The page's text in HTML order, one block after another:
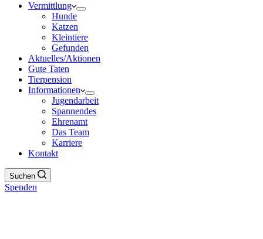
Vermittlung
Hunde
Katzen
Kleintiere
Gefunden
Aktuelles/Aktionen
Gute Taten
Tierpension
Informationen
Jugendarbeit
Spannendes
Ehrenamt
Das Team
Karriere
Kontakt
Suchen
Spenden